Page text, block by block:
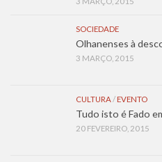
SOCIEDADE
Olhanenses à
3 MARÇO, 2015
CULTURA/ EVENTO
Tudo isto é Fado
20 FEVEREIRO, 2015